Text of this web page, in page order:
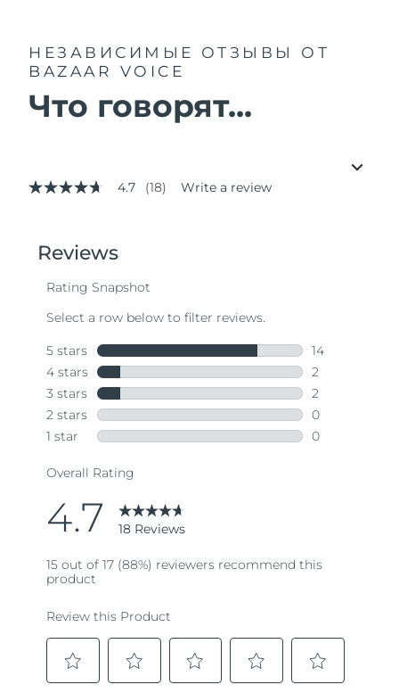
НЕЗАВИСИМЫЕ ОТЗЫВЫ
ОТ
BAZAAR VOICE
Что говорят...
4.7
stars,
average
value.
Same
page
link.
4.7 (18) Write a review